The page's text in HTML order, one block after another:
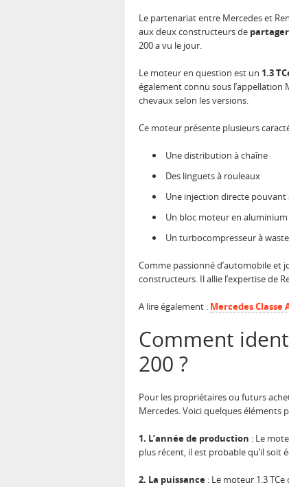
Le partenariat entre Mercedes et
aux deux constructeurs de
200 a vu le jour.
Le moteur en question est un 1.3
également connu sous l’appellation
chevaux selon les versions.
Ce moteur présente plusieurs
Une distribution à chaîne
Des linguets à rouleaux
Une injection directe
Un bloc moteur en
Un turbocompresseur à
Comme passionné d’automobile et
constructeurs. Il allie l’expertise de
A lire également : Mercedes
Comment
200 ?
Pour les propriétaires ou futurs
Mercedes. Voici quelques éléments
1. L’année de production : Le
plus récent, il est probable qu’il soit
2. La puissance : Le moteur 1.3